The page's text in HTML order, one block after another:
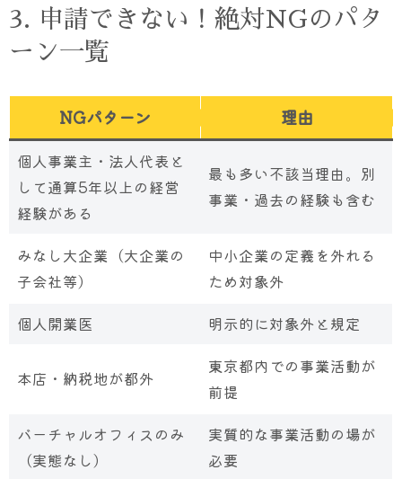
3. 申請できない！絶対NGのパタ
ーン一覧
NGパターン 理由
個人事業主・法人代表と
して通算5年以上の経営
経験がある
最も多い不該当理由。別
事業・過去の経験も含む
みなし大企業（大企業の
子会社等）
中小企業の定義を外れる
ため対象外
個人開業医
明示的に対象外と規定
本店・納税地が都外
東京都内での事業活動が
前提
バーチャルオフィスのみ
（実態なし）
実質的な事業活動の場が
必要